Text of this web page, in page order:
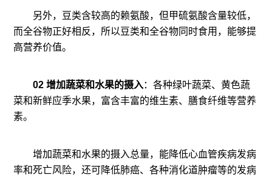
另外，豆类含较高的赖氨酸，但甲硫氨酸含量较低，
而全谷物正好相反，所以豆类和全谷物同时食用，能够提
高营养价值。
02 增加蔬菜和水果的摄入：各种绿叶蔬菜、黄色蔬
菜和新鲜应季水果，富含丰富的维生素、膳食纤维等营养
素。
增加蔬菜和水果的摄入总量，能降低心血管疾病发病
率和死亡风险，还可降低肺癌、各种消化道肿瘤等的发病